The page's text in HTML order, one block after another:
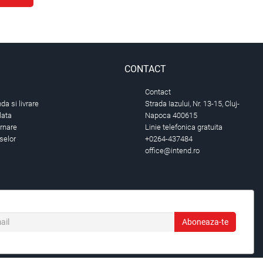
si livrare
CONTACT
Contact
Strada Iazului, Nr. 13-15, Cluj-
Napoca 400615
Linie telefonica gratuita
+0264-437484
office@intend.ro
Aboneaza-te